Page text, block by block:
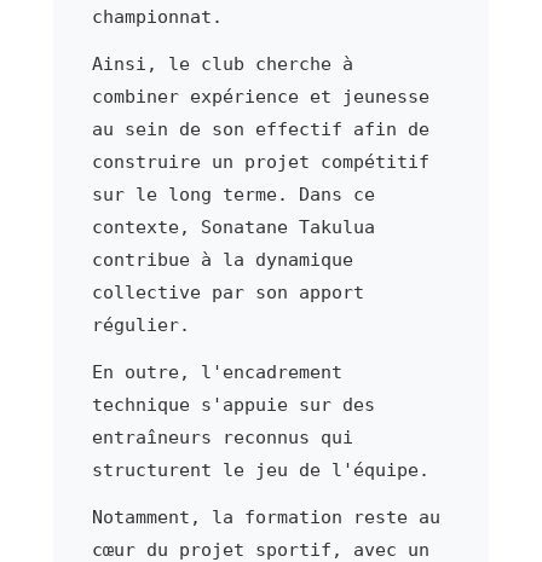
championnat.
Ainsi, le club cherche à
combiner expérience et jeunesse
au sein de son effectif afin de
construire un projet compétitif
sur le long terme. Dans ce
contexte, Sonatane Takulua
contribue à la dynamique
collective par son apport
régulier.
En outre, l'encadrement
technique s'appuie sur des
entraîneurs reconnus qui
structurent le jeu de l'équipe.
Notamment, la formation reste au
cœur du projet sportif, avec un